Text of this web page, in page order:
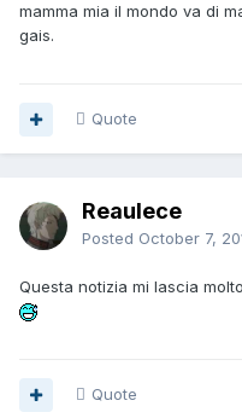
mamma mia il mondo va di
gais.
Quote
Reaulece
Posted October 7,
Questa notizia mi lascia
Quote